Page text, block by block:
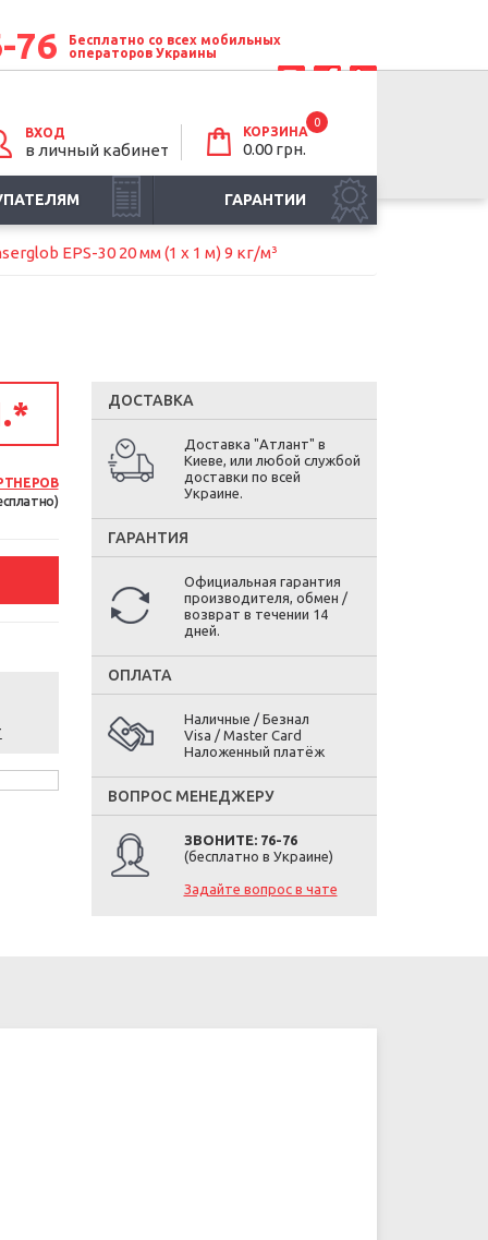
76
Бесплатно со всех мобильных
операторов Украины
ВХОД
в личный кабинет
КОРЗИНА
0
0.00 грн.
ГАРАНТИИ
EPS-30 20 мм (1 х 1 м) 9 кг/м³
* ДОСТАВКА
Доставка "Атлант" в
Киеве, или любой службой
доставки по всей
Украине.
ГАРАНТИЯ
Официальная гарантия
производителя, обмен /
возврат в течении 14
дней.
ОПЛАТА
Наличные / Безнал
Visa / Master Card
Наложенный платёж
ВОПРОС МЕНЕДЖЕРУ
ЗВОНИТЕ: 76-76
(бесплатно в Украине)
Задайте вопрос в чате